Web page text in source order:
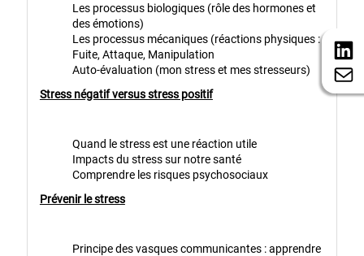
Les processus biologiques (rôle des hormones et
des émotions)
Les processus mécaniques (réactions physiques :
Fuite, Attaque, Manipulation
Auto-évaluation (mon stress et mes stresseurs)
Stress négatif versus stress positif
Quand le stress est une réaction utile
Impacts du stress sur notre santé
Comprendre les risques psychosociaux
Prévenir le stress
Principe des vasques communicantes : apprendre